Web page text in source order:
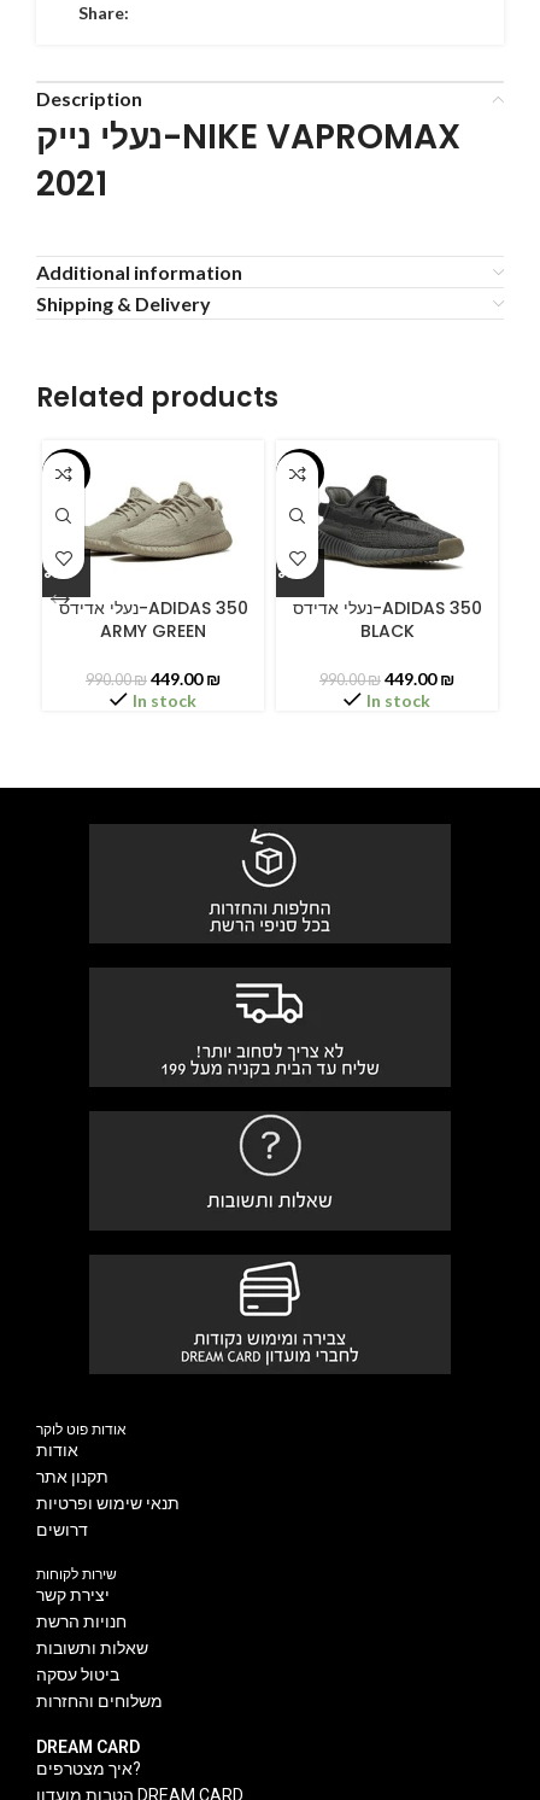
Share:
Description
נעלי נייק-NIKE VAPROMAX
2021
Additional information
Shipping & Delivery
Related products
-55%
נעלי אדידס-ADIDAS 350
ARMY GREEN
990.00₪ 449.00₪
In stock
-55%
נעלי אדידס-ADIDAS 350
BLACK
990.00₪ 449.00₪
In stock
אודות פוט לוקר
אודות
תקנון אתר
תנאי שימוש ופרטיות
דרושים
שירות לקוחות
יצירת קשר
חנויות הרשת
שאלות ותשובות
ביטול עסקה
משלוחים והחזרות
DREAM CARD
איך מצטרפים?
הטבות מועדון DREAM CARD